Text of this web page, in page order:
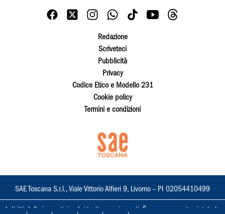
Redazione
Scriveteci
Pubblicità
Privacy
Codice Etico e Modello 231
Cookie policy
Termini e condizioni
SAE Toscana S.r.l., Viale Vittorio Alfieri 9, Livorno – PI 02054410499
I diritti delle immagini e dei testi sono riservati. È espressamente vietata la